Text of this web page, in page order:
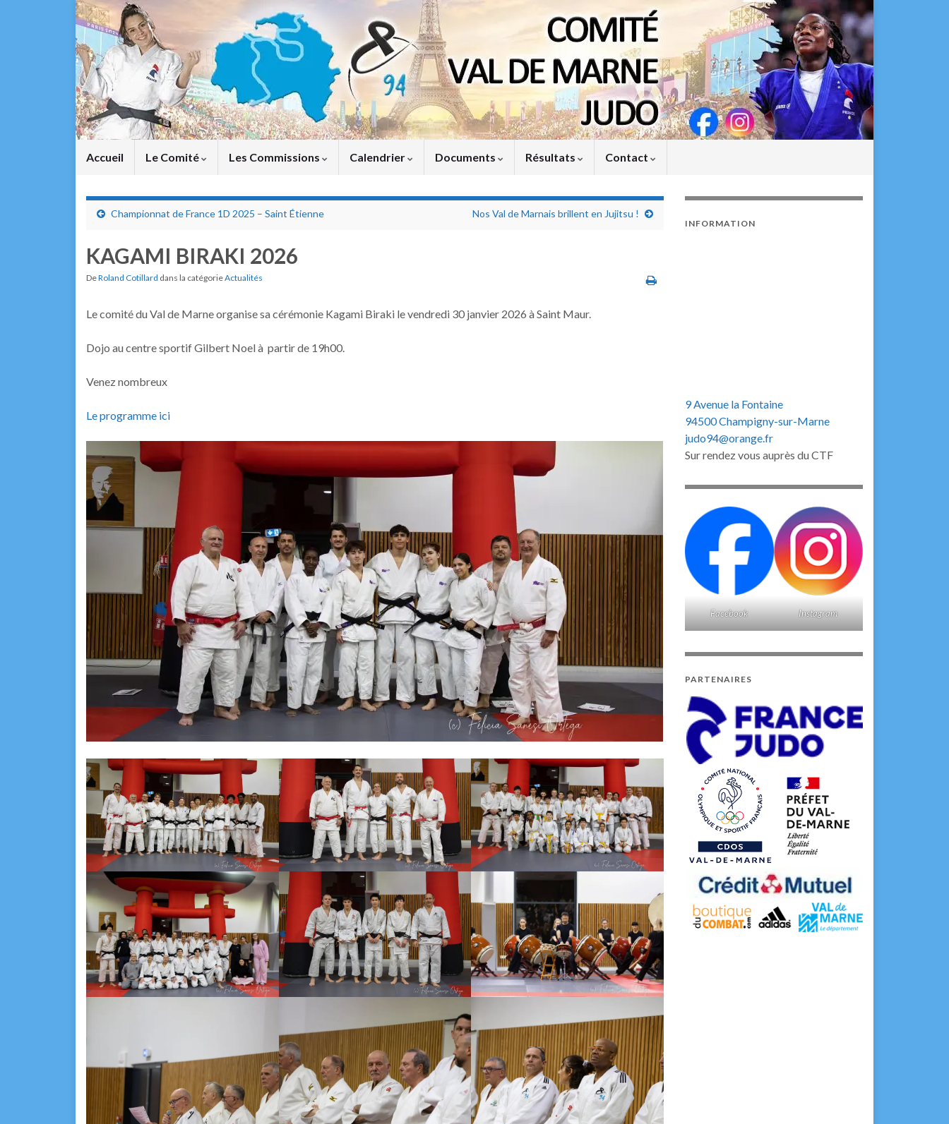
Accueil Le Comité Les Commissions Calendrier Documents Résultats Contact
Championnat de France 1D 2025 – Saint Étienne Nos Val de Marnais brillent en Jujitsu !
KAGAMI BIRAKI 2026
DeRoland Cotillard dans la catégorieActualités
Le comité du Val de Marne organise sa cérémonie Kagami Biraki le vendredi 30 janvier 2026 à Saint Maur.
Dojo au centre sportif Gilbert Noel à partir de 19h00.
Venez nombreux
Le programme ici
INFORMATION
9 Avenue la Fontaine
94500 Champigny-sur-Marne
judo94@orange.fr
Sur rendez vous auprès du CTF
Facebook Instagram
PARTENAIRES